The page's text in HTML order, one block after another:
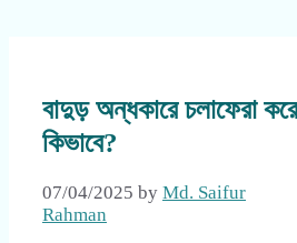
বাদুড় অন্ধকারে চলাফেরা করে
কিভাবে?
07/04/2025 by Md. Saifur
Rahman